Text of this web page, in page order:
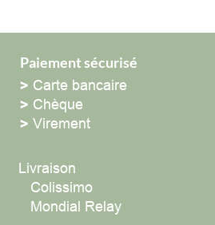
Livraison
Colissimo
Mondial Relay
Paiement sécurisé
Carte bancaire
Chèque
Virement